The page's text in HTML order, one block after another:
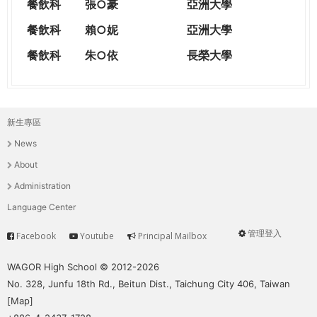
餐飲科 張○豪
亞洲大學
餐飲科
賴○妮
亞洲大學
餐飲科
朱○依 長榮大學
主
選
單
新生專區
News
About
Administration
Language Center
User
管理登入
Service
Facebook Youtube Principal Mailbox
WAGOR High School © 2012-2026
No. 328, Junfu 18th Rd., Beitun Dist., Taichung City 406, Taiwan
[Map]